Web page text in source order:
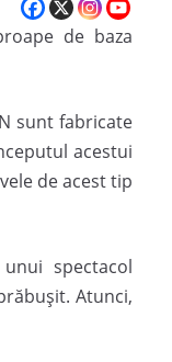
de baza
sunt fabricate
acestui
de acest tip
spectacol
Atunci,